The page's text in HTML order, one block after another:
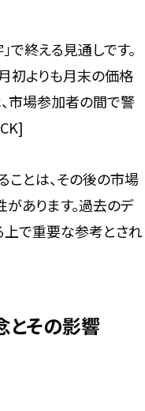
で終える見通しです。
初よりも月末の価格
市場参加者の間で警
ことは、その後の市場
があります。過去のデ
上で重要な参考とされ
とその影響